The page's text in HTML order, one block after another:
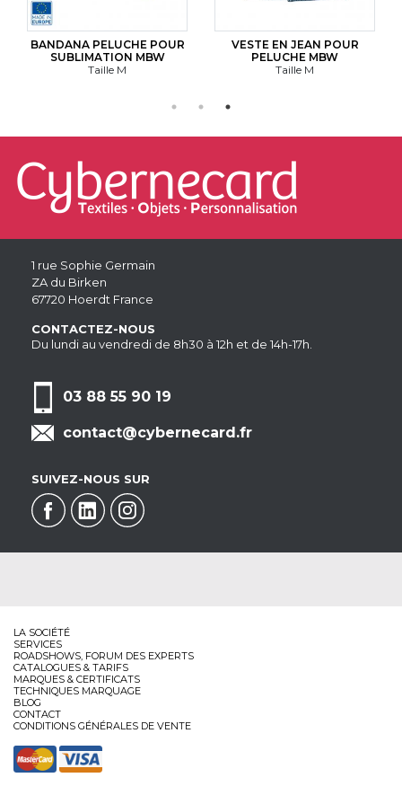
BANDANA PELUCHE POUR
SUBLIMATION MBW
Taille M
VESTE EN JEAN POUR
PELUCHE MBW
Taille M
1 rue Sophie Germain
ZA du Birken
67720 Hoerdt France
CONTACTEZ-NOUS
Du lundi au vendredi de 8h30 à 12h et de 14h-17h.
03 88 55 90 19
contact@cybernecard.fr
SUIVEZ-NOUS SUR
LA SOCIÉTÉ
SERVICES
ROADSHOWS, FORUM DES EXPERTS
CATALOGUES & TARIFS
MARQUES & CERTIFICATS
TECHNIQUES MARQUAGE
BLOG
CONTACT
CONDITIONS GÉNÉRALES DE VENTE